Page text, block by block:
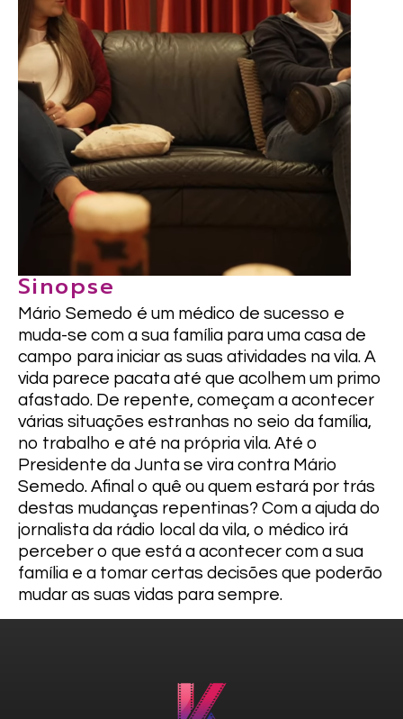
Sinopse
Mário Semedo é um médico de sucesso e
muda-se com a sua família para uma casa de
campo para iniciar as suas atividades na vila. A
vida parece pacata até que acolhem um primo
afastado. De repente, começam a acontecer
várias situações estranhas no seio da família,
no trabalho e até na própria vila. Até o
Presidente da Junta se vira contra Mário
Semedo. Afinal o quê ou quem estará por trás
destas mudanças repentinas? Com a ajuda do
jornalista da rádio local da vila, o médico irá
perceber o que está a acontecer com a sua
família e a tomar certas decisões que poderão
mudar as suas vidas para sempre.